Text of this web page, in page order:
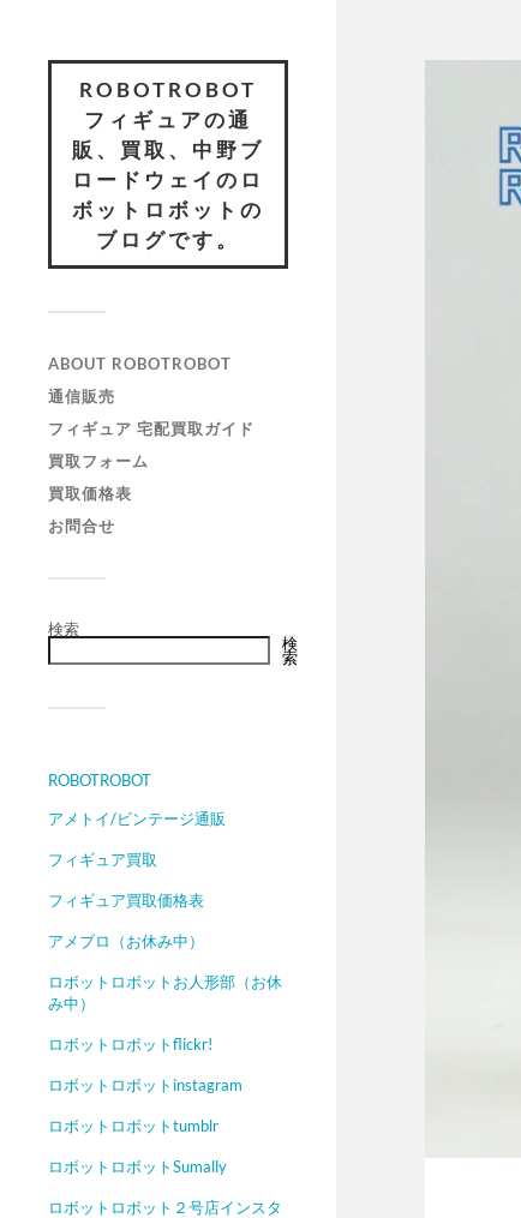
ROBOTROBOT
フィギュアの通
販、買取、中野ブ
ロードウェイのロ
ボットロボットの
ブログです。
ABOUT ROBOTROBOT
通信販売
フィギュア 宅配買取ガイド
買取フォーム
買取価格表
お問合せ
検索
検
索
ROBOTROBOT
アメトイ/ビンテージ通販
フィギュア買取
フィギュア買取価格表
アメブロ（お休み中）
ロボットロボットお人形部（お休
み中）
ロボットロボットflickr!
ロボットロボットinstagram
ロボットロボットtumblr
ロボットロボットSumally
ロボットロボット２号店インスタ